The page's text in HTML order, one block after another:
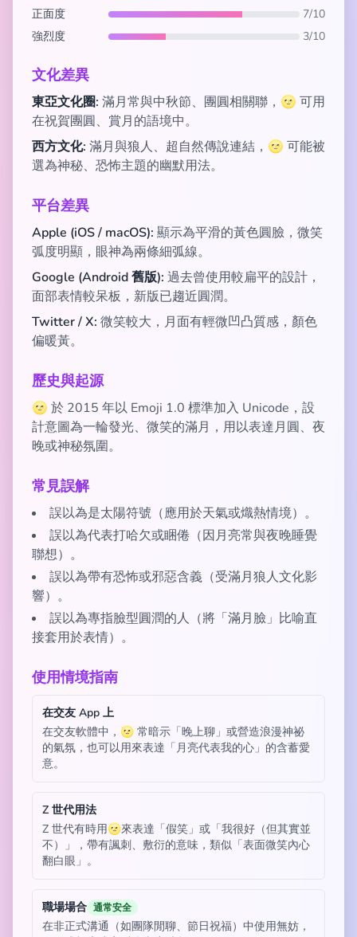
正面度
7/10
強烈度
3/10
文化差異
東亞文化圈: 滿月常與中秋節、團圓相關聯，🌝 可用
在祝賀團圓、賞月的語境中。
西方文化: 滿月與狼人、超自然傳說連結，🌝 可能被
選為神秘、恐怖主題的幽默用法。
平台差異
Apple (iOS / macOS): 顯示為平滑的黃色圓臉，微笑
弧度明顯，眼神為兩條細弧線。
Google (Android 舊版): 過去曾使用較扁平的設計，
面部表情較呆板，新版已趨近圓潤。
Twitter / X: 微笑較大，月面有輕微凹凸質感，顏色
偏暖黃。
歷史與起源
🌝 於 2015 年以 Emoji 1.0 標準加入 Unicode，設
計意圖為一輪發光、微笑的滿月，用以表達月圓、夜
晚或神秘氛圍。
常見誤解
誤以為是太陽符號（應用於天氣或熾熱情境）。
誤以為代表打哈欠或睏倦（因月亮常與夜晚睡覺
聯想）。
誤以為帶有恐怖或邪惡含義（受滿月狼人文化影
響）。
誤以為專指臉型圓潤的人（將「滿月臉」比喻直
接套用於表情）。
使用情境指南
在交友 App 上
在交友軟體中，🌝 常暗示「晚上聊」或營造浪漫神祕
的氣氛，也可以用來表達「月亮代表我的心」的含蓄愛
意。
Z 世代用法
Z 世代有時用🌝來表達「假笑」或「我很好（但其實並
不）」，帶有諷刺、敷衍的意味，類似「表面微笑內心
翻白眼」。
職場場合 通常安全
在非正式溝通（如團隊閒聊、節日祝福）中使用無妨，